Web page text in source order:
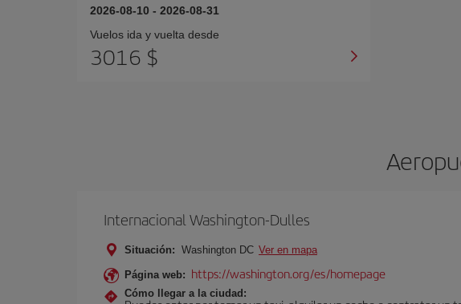
2026-08-10 - 2026-08-31
Vuelos ida y vuelta desde
3016 $
Internacional Washington-Dulles
Situación: Washington DC Ver en mapa
Página web: https://washington.org/es/homepage
Cómo llegar a la ciudad: